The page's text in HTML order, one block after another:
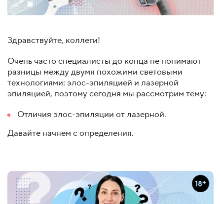
Здравствуйте, коллеги!
Очень часто специалисты до конца не понимают
разницы между двумя похожими световыми
технологиями: элос-эпиляцией и лазерной
эпиляцией, поэтому сегодня мы рассмотрим тему:
Отличия элос-эпиляции от лазерной.
Давайте начнем с определения.